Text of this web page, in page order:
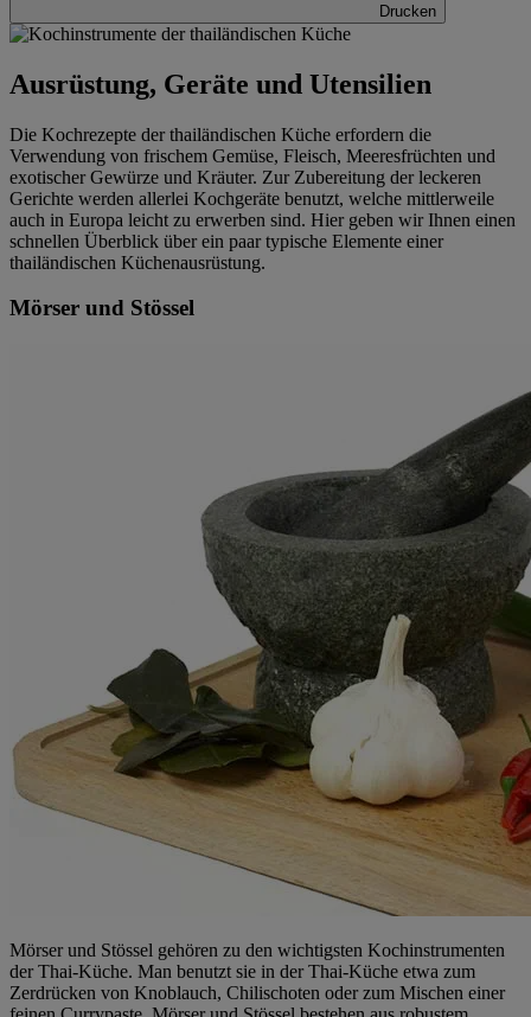
Drucken
Ausrüstung, Geräte und Utensilien
Die Kochrezepte der thailändischen Küche erfordern die
Verwendung von frischem Gemüse, Fleisch, Meeresfrüchten und
exotischer Gewürze und Kräuter. Zur Zubereitung der leckeren
Gerichte werden allerlei Kochgeräte benutzt, welche mittlerweile
auch in Europa leicht zu erwerben sind. Hier geben wir Ihnen einen
schnellen Überblick über ein paar typische Elemente einer
thailändischen Küchenausrüstung.
Mörser und Stössel
Mörser und Stössel gehören zu den wichtigsten Kochinstrumenten
der Thai-Küche. Man benutzt sie in der Thai-Küche etwa zum
Zerdrücken von Knoblauch, Chilischoten oder zum Mischen einer